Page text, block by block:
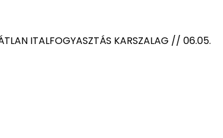
ITALFOGYASZTÁS KARSZALAG // 06.05.